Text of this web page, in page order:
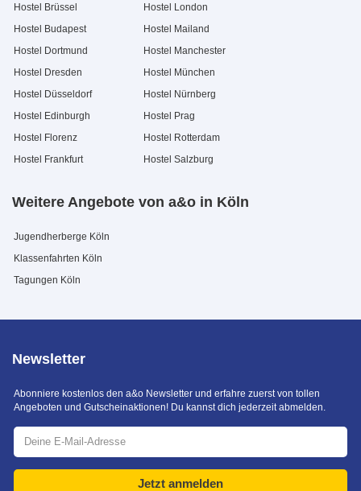
Hostel Brüssel
Hostel Budapest
Hostel Dortmund
Hostel Dresden
Hostel Düsseldorf
Hostel Edinburgh
Hostel Florenz
Hostel Frankfurt
Hostel London
Hostel Mailand
Hostel Manchester
Hostel München
Hostel Nürnberg
Hostel Prag
Hostel Rotterdam
Hostel Salzburg
Weitere Angebote von a&o in Köln
Jugendherberge Köln
Klassenfahrten Köln
Tagungen Köln
Newsletter
Abonniere kostenlos den a&o Newsletter und erfahre zuerst von tollen
Angeboten und Gutscheinaktionen! Du kannst dich jederzeit abmelden.
Jetzt anmelden